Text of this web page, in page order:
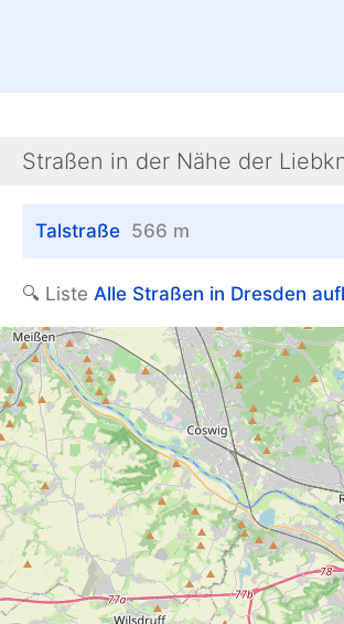
Straßen in der Nähe der
Talstraße 566 m
🔍 Liste Alle Straßen in Dresden